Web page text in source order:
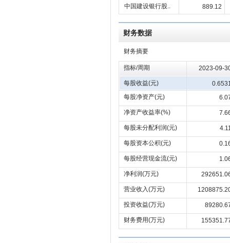
中国建设银行股..
889.12
财务数据
财务摘要
指标/周期 2023-09-
每股收益(元)
每股净资产(元)
净资产收益率(%)
每股未分配利润(元)
每股资本公积(元)
每股经营现金流(元)
净利润(万元)
营业收入(万元)
投资收益(万元)
财务费用(万元)